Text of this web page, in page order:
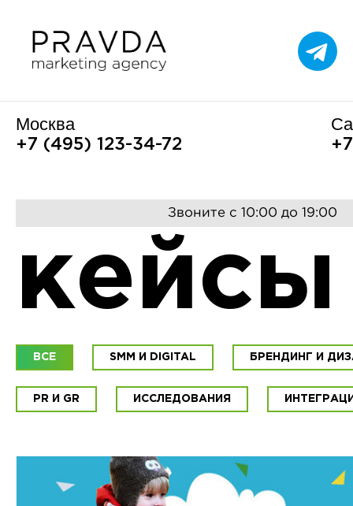
Москва
+7 (495) 123-34-72
Звоните с 10:00 до 19:00
кейсы
ВСЕ SMM И DIGITAL БРЕНДИНГ И
PR И GR ИССЛЕДОВАНИЯ